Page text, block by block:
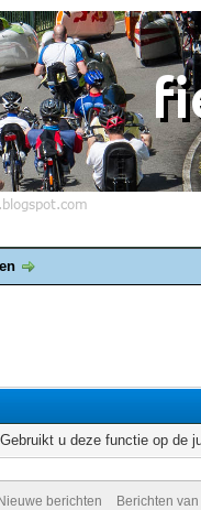
u deze functie op de
Nieuwe berichten Berichten